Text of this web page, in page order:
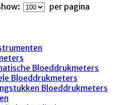
per pagina
Bloeddrukmeters
Bloeddrukmeters
Bloeddrukmeters